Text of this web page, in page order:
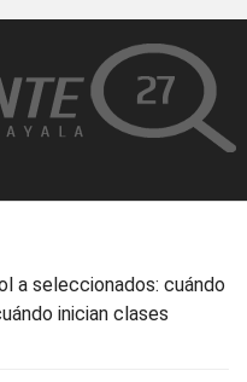
a seleccionados: cuándo
inician clases